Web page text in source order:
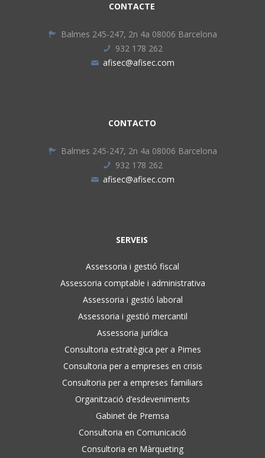
CONTACTE
Balmes 245-247, 2n 4a 08006 Barcelona
932 178 262
afisec@afisec.com
CONTACTO
Balmes 245-247, 2n 4a 08006 Barcelona
932 178 262
afisec@afisec.com
SERVEIS
Assessoria i gestió fiscal
Assessoria comptable i administrativa
Assessoria i gestió laboral
Assessoria i gestió mercantil
Assessoria jurídica
Consultoria estratègica per a Pimes
Consultoria per a empreses en crisis
Consultoria per a empreses familiars
Organització d’esdeveniments
Gabinet de Premsa
Consultoria en Comunicació
Consultoria en Màrqueting